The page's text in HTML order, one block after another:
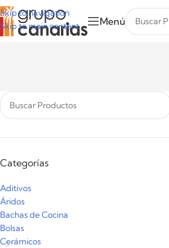
Skip to navigation
Skip to main content
Menú
Categorías
Aditivos
Áridos
Bachas de Cocina
Bolsas
Cerámicos